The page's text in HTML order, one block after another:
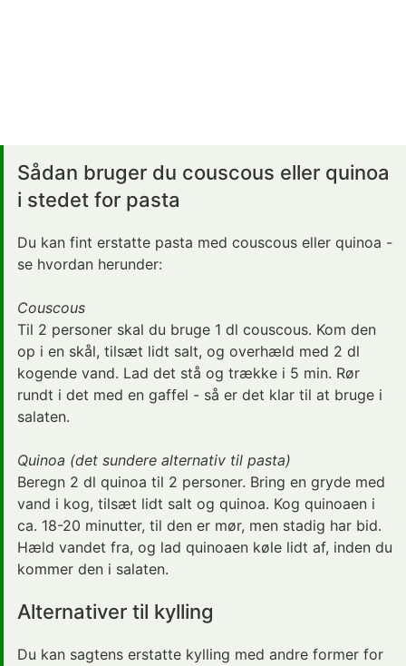
Sådan bruger du couscous eller quinoa
i stedet for pasta
Du kan fint erstatte pasta med couscous eller quinoa -
se hvordan herunder:
Couscous
Til 2 personer skal du bruge 1 dl couscous. Kom den
op i en skål, tilsæt lidt salt, og overhæld med 2 dl
kogende vand. Lad det stå og trække i 5 min. Rør
rundt i det med en gaffel - så er det klar til at bruge i
salaten.
Quinoa (det sundere alternativ til pasta)
Beregn 2 dl quinoa til 2 personer. Bring en gryde med
vand i kog, tilsæt lidt salt og quinoa. Kog quinoaen i
ca. 18-20 minutter, til den er mør, men stadig har bid.
Hæld vandet fra, og lad quinoaen køle lidt af, inden du
kommer den i salaten.
Alternativer til kylling
Du kan sagtens erstatte kylling med andre former for